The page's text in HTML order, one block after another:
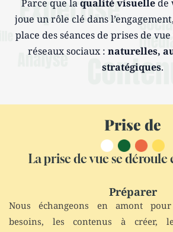
Parce que la qualité visuelle de
joue un rôle clé dans
place des séances de prises de
réseaux sociaux : naturelles,
stratégiques.
Prise de vue
La prise de vue se déroule
Préparer
Nous échangeons en amont
besoins, les contenus à créer,